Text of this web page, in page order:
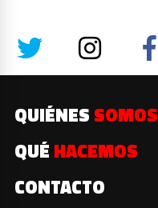
QUIÉNES SOMOS
QUÉ HACEMOS
CONTACTO